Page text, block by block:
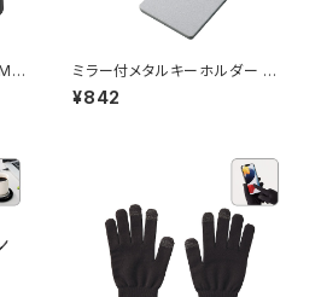
ミラー付メタルキーホルダー M
¥842